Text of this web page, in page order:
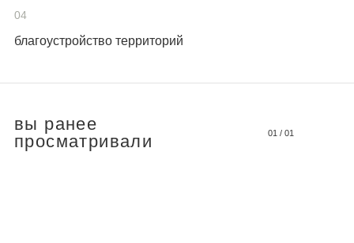
04
благоустройство территорий
вы ранее
просматривали
01 / 01